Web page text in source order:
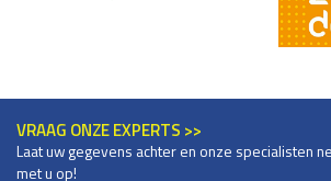
VRAAG ONZE EXPERTS >>
Laat uw gegevens achter en onze specialisten
met u op!